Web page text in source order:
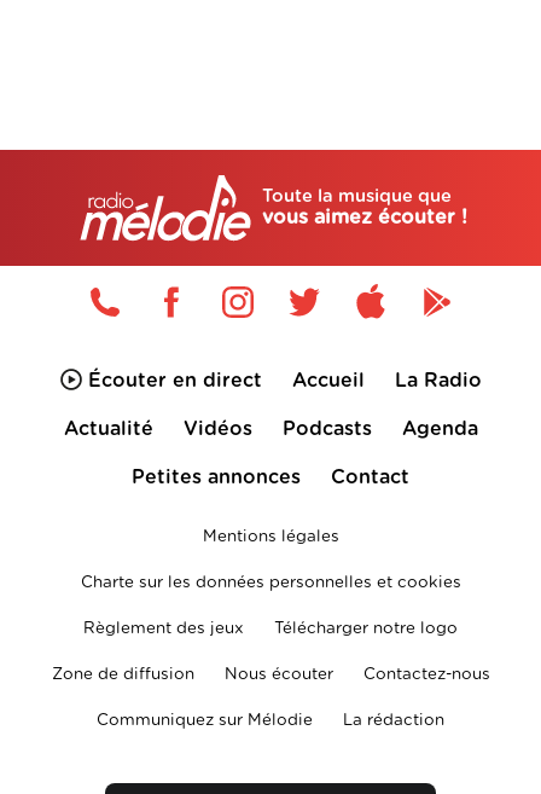
Toute la musique que
vous aimez écouter !
Écouter en direct Accueil La Radio
Actualité Vidéos Podcasts Agenda
Petites annonces Contact
Mentions légales
Charte sur les données personnelles et cookies
Règlement des jeux Télécharger notre logo
Zone de diffusion Nous écouter Contactez-nous
Communiquez sur Mélodie La rédaction